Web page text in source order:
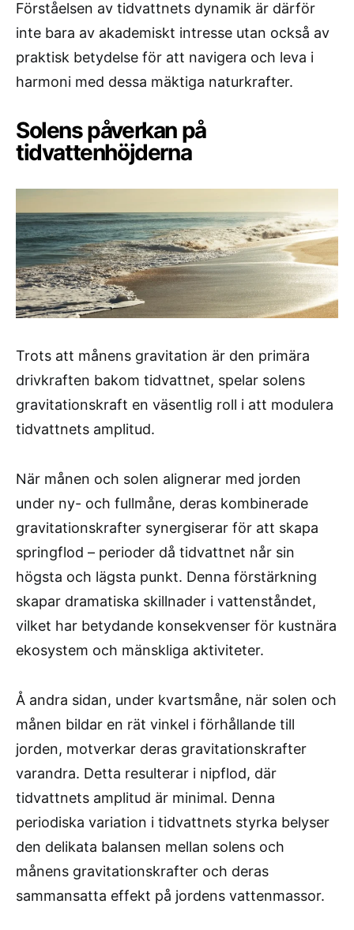
Förståelsen av tidvattnets dynamik är därför
inte bara av akademiskt intresse utan också av
praktisk betydelse för att navigera och leva i
harmoni med dessa mäktiga naturkrafter.
Solens påverkan på
tidvattenhöjderna
Trots att månens gravitation är den primära
drivkraften bakom tidvattnet, spelar solens
gravitationskraft en väsentlig roll i att modulera
tidvattnets amplitud.
När månen och solen alignerar med jorden
under ny- och fullmåne, deras kombinerade
gravitationskrafter synergiserar för att skapa
springflod – perioder då tidvattnet når sin
högsta och lägsta punkt. Denna förstärkning
skapar dramatiska skillnader i vattenståndet,
vilket har betydande konsekvenser för kustnära
ekosystem och mänskliga aktiviteter.
Å andra sidan, under kvartsmåne, när solen och
månen bildar en rät vinkel i förhållande till
jorden, motverkar deras gravitationskrafter
varandra. Detta resulterar i nipflod, där
tidvattnets amplitud är minimal. Denna
periodiska variation i tidvattnets styrka belyser
den delikata balansen mellan solens och
månens gravitationskrafter och deras
sammansatta effekt på jordens vattenmassor.